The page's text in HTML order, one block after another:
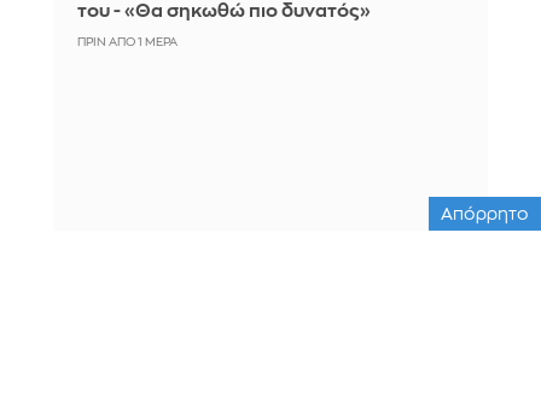
του - «Θα σηκωθώ πιο δυνατός»
ΠΡΙΝ ΑΠΌ 1 ΜΈΡΑ
Απόρρητο